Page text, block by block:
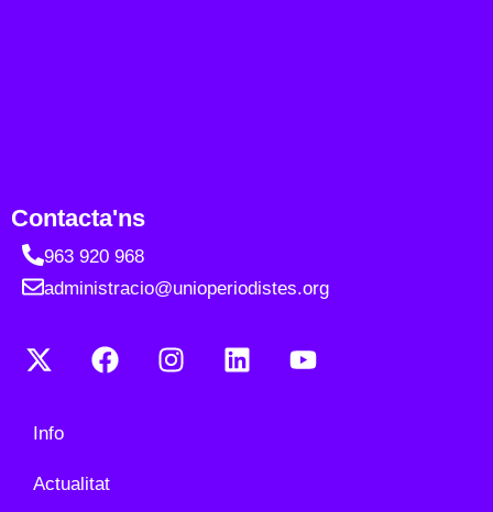
Contacta'ns
963 920 968
administracio@unioperiodistes.org
Info
Actualitat